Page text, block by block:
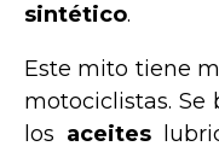
sintético.
Este mito tiene
motociclistas. Se
los aceites